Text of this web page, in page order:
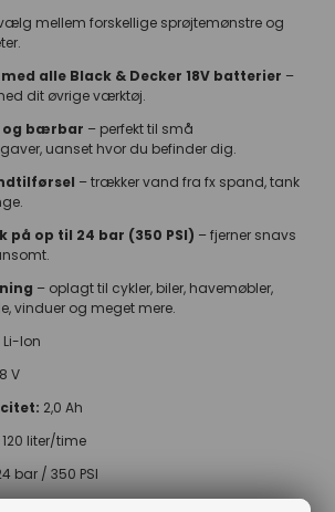
mellem forskellige sprøjtemønstre og
alle Black & Decker 18V batterier –
dit øvrige værktøj.
og bærbar – perfekt til små
uanset hvor du befinder dig.
– trækker vand fra fx spand, tank
på op til 24 bar (350 PSI) – fjerner snavs
– oplagt til cykler, biler, havemøbler,
vinduer og meget mere.
Li-Ion
V
2,0 Ah
120 liter/time
bar / 350 PSI